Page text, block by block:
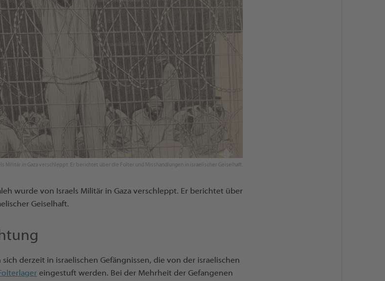
Militär in Gaza verschleppt. Er berichtet über die Folter und Misshandlungen in israelischer Geiselhaft.
wurde von Israels Militär in Gaza verschleppt. Er berichtet über
Geiselhaft.
derzeit in israelischen Gefängnissen, die von der israelischen
eingestuft werden. Bei der Mehrheit der Gefangenen